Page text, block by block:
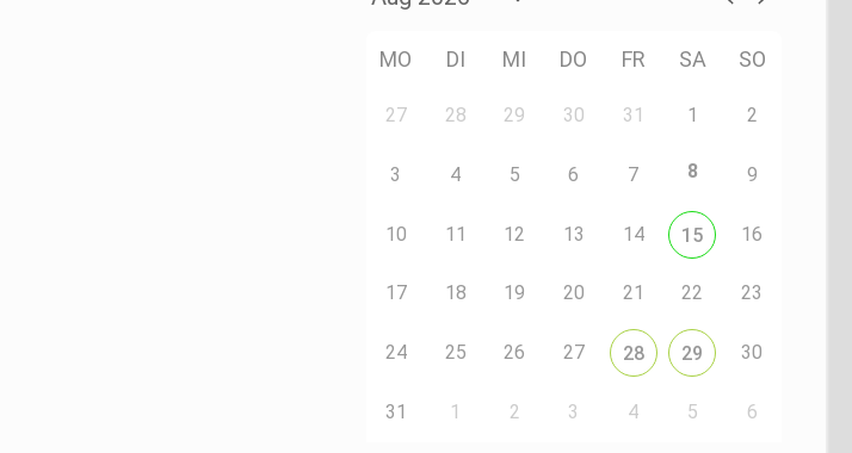
MO DI MI DO FR SA SO
27 28 29 30 31 1 2
3 4 5 6 7 8 9
10 11 12 13 14 15 16
17 18 19 20 21 22 23
24 25 26 27 28 29 30
31 1 2 3 4 5 6